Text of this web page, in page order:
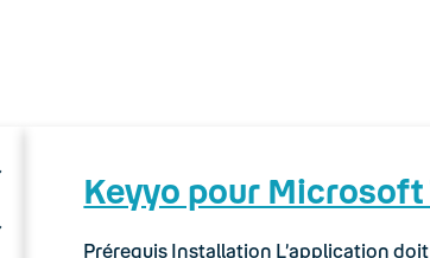
Keyyo pour Microsoft
Prérequis Installation L’application